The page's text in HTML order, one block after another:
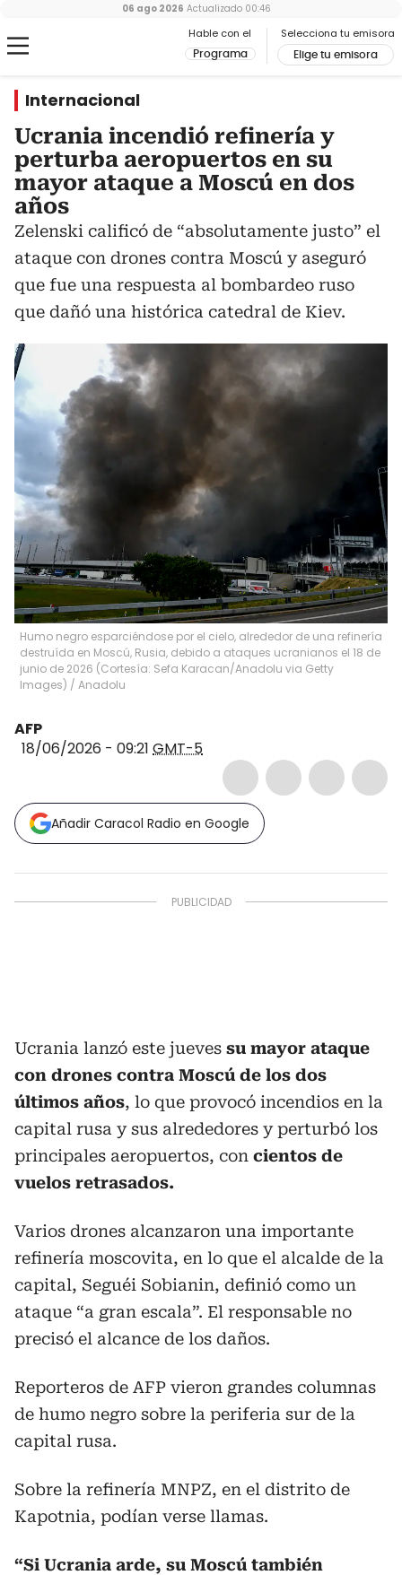
Hable con el
Programa
Selecciona tu emisora
Elige tu emisora
06 ago 2026 Actualizado 00:46
Internacional
Ucrania incendió refinería y
perturba aeropuertos en su
mayor ataque a Moscú en dos
años
Zelenski calificó de “absolutamente justo” el
ataque con drones contra Moscú y aseguró
que fue una respuesta al bombardeo ruso
que dañó una histórica catedral de Kiev.
Humo negro esparciéndose por el cielo, alrededor de una refinería
destruída en Moscú, Rusia, debido a ataques ucranianos el 18 de
junio de 2026 (Cortesía: Sefa Karacan/Anadolu via Getty
Images) / Anadolu
AFP
18/06/2026 - 09:21 GMT-5
Añadir Caracol Radio en Google
Ucrania lanzó este jueves su mayor ataque
con drones contra Moscú de los dos
últimos años, lo que provocó incendios en la
capital rusa y sus alrededores y perturbó los
principales aeropuertos, con cientos de
vuelos retrasados.
Varios drones alcanzaron una importante
refinería moscovita, en lo que el alcalde de la
capital, Seguéi Sobianin, definió como un
ataque “a gran escala”. El responsable no
precisó el alcance de los daños.
Reporteros de AFP vieron grandes columnas
de humo negro sobre la periferia sur de la
capital rusa.
Sobre la refinería MNPZ, en el distrito de
Kapotnia, podían verse llamas.
“Si Ucrania arde, su Moscú también